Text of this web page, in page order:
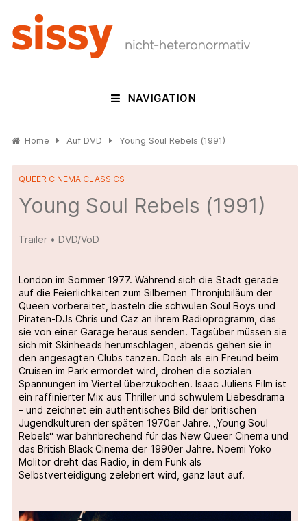
NAVIGATION
Home Auf DVD Young Soul Rebels (1991)
QUEER CINEMA CLASSICS
Young Soul Rebels (1991)
Trailer • DVD/VoD
London im Sommer 1977. Während sich die Stadt gerade
auf die Feierlichkeiten zum Silbernen Thronjubiläum der
Queen vorbereitet, basteln die schwulen Soul Boys und
Piraten-DJs Chris und Caz an ihrem Radioprogramm, das
sie von einer Garage heraus senden. Tagsüber müssen sie
sich mit Skinheads herumschlagen, abends gehen sie in
den angesagten Clubs tanzen. Doch als ein Freund beim
Cruisen im Park ermordet wird, drohen die sozialen
Spannungen im Viertel überzukochen. Isaac Juliens Film ist
ein raffinierter Mix aus Thriller und schwulem Liebesdrama
– und zeichnet ein authentisches Bild der britischen
Jugendkulturen der späten 1970er Jahre. „Young Soul
Rebels“ war bahnbrechend für das New Queer Cinema und
das British Black Cinema der 1990er Jahre. Noemi Yoko
Molitor dreht das Radio, in dem Funk als
Selbstverteidigung zelebriert wird, ganz laut auf.